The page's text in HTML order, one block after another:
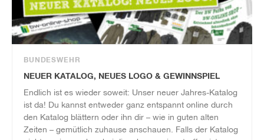
BUNDESWEHR
NEUER KATALOG, NEUES LOGO & GEWINNSPIEL
Endlich ist es wieder soweit: Unser neuer Jahres-Katalog
ist da! Du kannst entweder ganz entspannt online durch
den Katalog blättern oder ihn dir – wie in guten alten
Zeiten – gemütlich zuhause anschauen. Falls der Katalog